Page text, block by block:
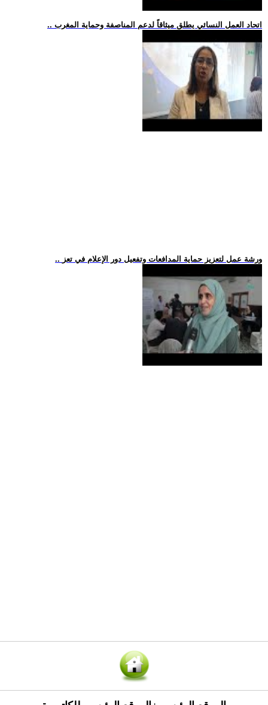
.. اتحاد العمل النسائي يطلق ميثاقاً لدعم المناصفة وحماية المغرب
.. ورشة عمل لتعزيز حماية المدافعات وتفعيل دور الإعلام في تعز